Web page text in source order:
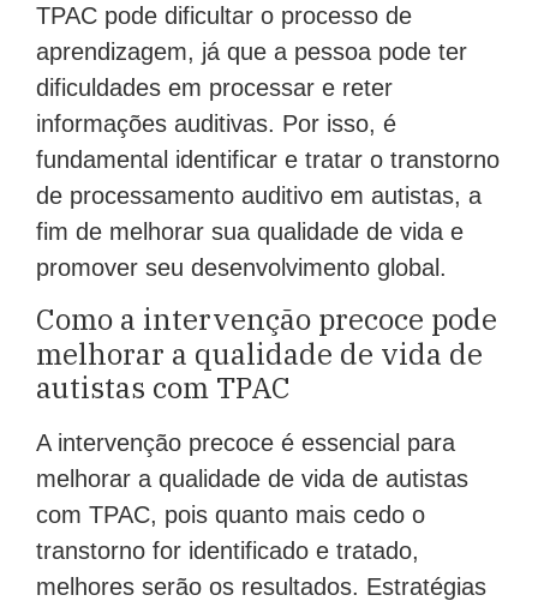
TPAC pode dificultar o processo de
aprendizagem, já que a pessoa pode ter
dificuldades em processar e reter
informações auditivas. Por isso, é
fundamental identificar e tratar o transtorno
de processamento auditivo em autistas, a
fim de melhorar sua qualidade de vida e
promover seu desenvolvimento global.
Como a intervenção precoce pode
melhorar a qualidade de vida de
autistas com TPAC
A intervenção precoce é essencial para
melhorar a qualidade de vida de autistas
com TPAC, pois quanto mais cedo o
transtorno for identificado e tratado,
melhores serão os resultados. Estratégias